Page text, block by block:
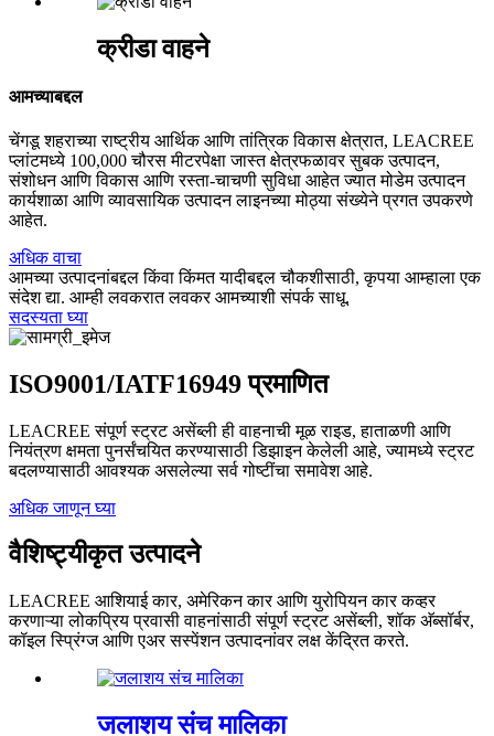
क्रीडा वाहने
आमच्याबद्दल
चेंगडू शहराच्या राष्ट्रीय आर्थिक आणि तांत्रिक विकास क्षेत्रात, LEACREE
प्लांटमध्ये 100,000 चौरस मीटरपेक्षा जास्त क्षेत्रफळावर सुबक उत्पादन,
संशोधन आणि विकास आणि रस्ता-चाचणी सुविधा आहेत ज्यात मोडेम उत्पादन
कार्यशाळा आणि व्यावसायिक उत्पादन लाइनच्या मोठ्या संख्येने प्रगत उपकरणे
आहेत.
अधिक वाचा
आमच्या उत्पादनांबद्दल किंवा किंमत यादीबद्दल चौकशीसाठी, कृपया आम्हाला एक
संदेश द्या. आम्ही लवकरात लवकर आमच्याशी संपर्क साधू.
सदस्यता घ्या
ISO9001/IATF16949 प्रमाणित
LEACREE संपूर्ण स्ट्रट असेंब्ली ही वाहनाची मूळ राइड, हाताळणी आणि
नियंत्रण क्षमता पुनर्संचयित करण्यासाठी डिझाइन केलेली आहे, ज्यामध्ये स्ट्रट
बदलण्यासाठी आवश्यक असलेल्या सर्व गोष्टींचा समावेश आहे.
अधिक जाणून घ्या
वैशिष्ट्यीकृत उत्पादने
LEACREE आशियाई कार, अमेरिकन कार आणि युरोपियन कार कव्हर
करणाऱ्या लोकप्रिय प्रवासी वाहनांसाठी संपूर्ण स्ट्रट असेंब्ली, शॉक अ‍ॅब्सॉर्बर,
कॉइल स्प्रिंग्ज आणि एअर सस्पेंशन उत्पादनांवर लक्ष केंद्रित करते.
जलाशय संच मालिका